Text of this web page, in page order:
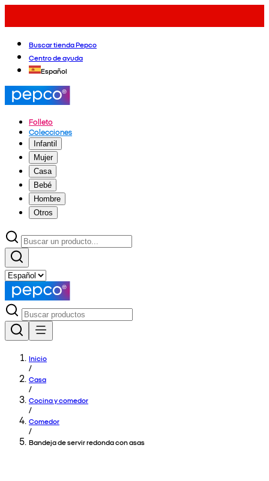
Buscar tienda Pepco
Centro de ayuda
Español
Folleto
Colecciones
Infantil
Mujer
Casa
Bebé
Hombre
Otros
Inicio
/
Casa
/
Cocina y comedor
/
Comedor
/
Bandeja de servir redonda con asas